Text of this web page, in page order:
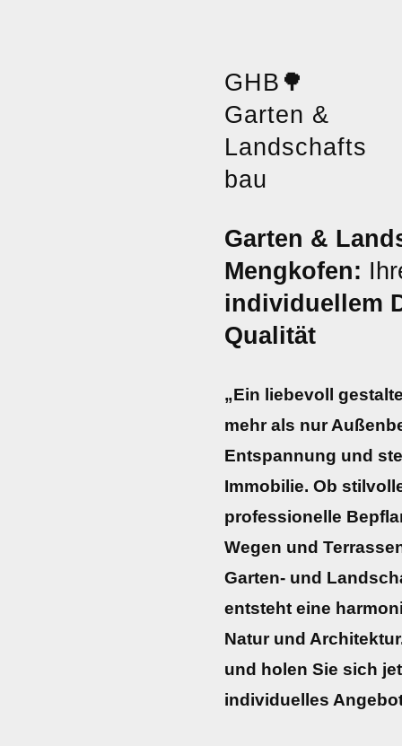
GHB 🌳
Garten &
Landschafts
bau
Garten &
Mengkofen:
individuellem
Qualität
„Ein liebevoll
mehr als nur
Entspannung und
Immobilie. Ob
professionelle
Wegen und
Garten- und
entsteht eine
Natur und
und holen Sie sich
individuelles